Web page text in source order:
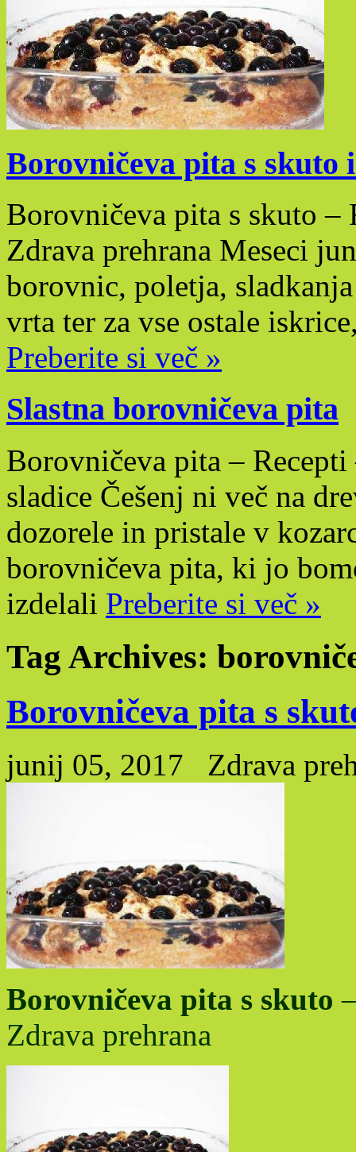
Borovničeva pita s skuto
Borovničeva pita s skuto –
Zdrava prehrana Meseci
borovnic, poletja,
vrta ter za vse ostale
Preberite si več »
Slastna borovničeva pita
Borovničeva pita –
sladice Češenj ni več na
dozorele in pristale v
borovničeva pita, ki jo
izdelali Preberite si več »
Tag Archives:
Borovničeva pita s
junij 05, 2017 Zdrava
Borovničeva pita s skuto
Zdrava prehrana